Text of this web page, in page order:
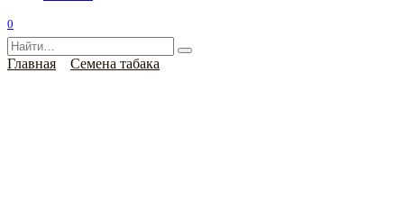
0
Search
for:
Главная Семена табака